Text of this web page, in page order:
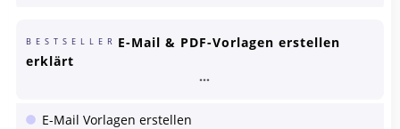
BESTSELLER E-Mail & PDF-Vorlagen erstellen
erklärt
E-Mail Vorlagen erstellen